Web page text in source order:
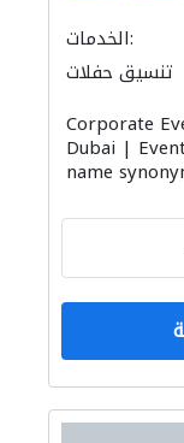
الخدمات:
تنسيق حفلات
Corporate
Dubai |
name